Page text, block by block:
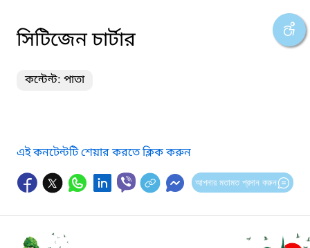
সিটিজেন চার্টার
কন্টেন্ট: পাতা
এই কনটেন্টটি শেয়ার করতে ক্লিক করুন
আপনার মতামত প্রদান করুন